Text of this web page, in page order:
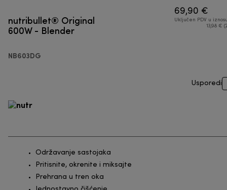
nutribullet® Original
600W - Blender
NB603DG
69,90 €
Uključen PDV u
13,98 €
Usporedi
Održavanje sastojaka
Pritisnite, okrenite i miksajte
Prehrana u tren oka